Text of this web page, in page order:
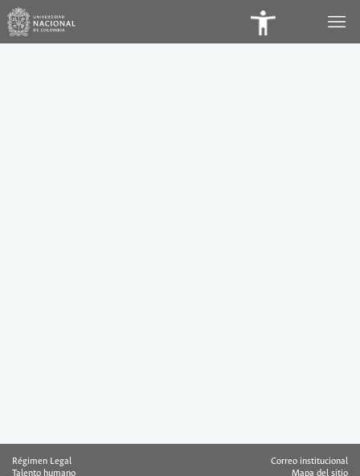
Régimen Legal
Talento humano
Correo institucional
Mapa del sitio